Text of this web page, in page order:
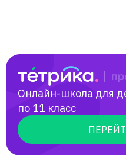
Онлайн-школа для
по 11 класс